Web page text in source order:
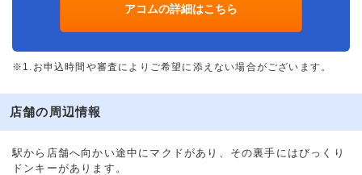
アコムの詳細はこちら
※1.お申込時間や審査によりご希望に添えない場合がございます。
店舗の周辺情報
駅から店舗へ向かい途中にマクドがあり、その裏手にはびっくり
ドンキーがあります。